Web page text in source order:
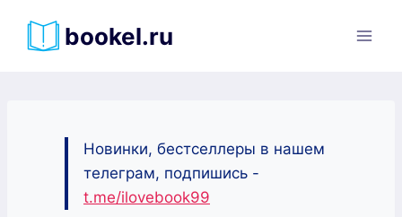
bookel.ru
Новинки, бестселлеры в нашем
телеграм, подпишись -
t.me/ilovebook99